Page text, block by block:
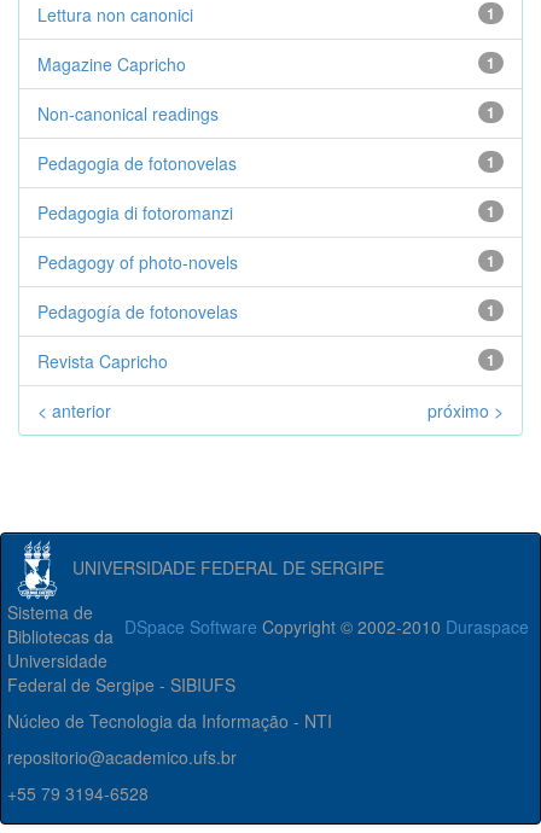
1
Lettura non canonici
1
Magazine Capricho
1
Non-canonical readings
1
Pedagogia de fotonovelas
1
Pedagogia di fotoromanzi
1
Pedagogy of photo-novels
1
Pedagogía de fotonovelas
1
Revista Capricho
< anterior próximo >
UNIVERSIDADE FEDERAL DE SERGIPE
DSpace Software Copyright © 2002-2010 Duraspace
Sistema de
Bibliotecas da
Universidade
Federal de Sergipe - SIBIUFS
Núcleo de Tecnologia da Informação - NTI
repositorio@academico.ufs.br
+55 79 3194-6528